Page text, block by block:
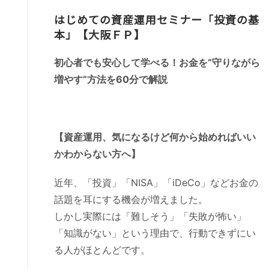
はじめての資産運用セミナー「投資の基
本」【大阪ＦＰ】
初心者でも安心して学べる！お金を“守りながら
増やす”方法を60分で解説
【資産運用、気になるけど何から始めればいい
かわからない方へ】
近年、「投資」「NISA」「iDeCo」などお金の
話題を耳にする機会が増えました。
しかし実際には「難しそう」「失敗が怖い」
「知識がない」という理由で、行動できずにい
る人がほとんどです。